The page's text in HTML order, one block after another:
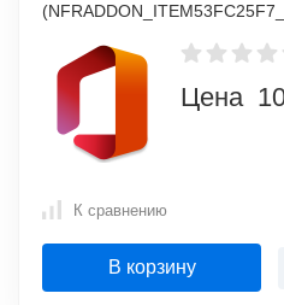
Цена
К сравнению
В корзину